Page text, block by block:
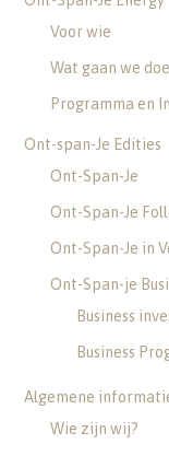
Voor wie
Wat gaan we
Programma en
Ont-span-Je Edities
Ont-Span-Je
Ont-Span-Je
Ont-Span-Je in
Ont-Span-je
Business
Business
Algemene
Wie zijn wij?